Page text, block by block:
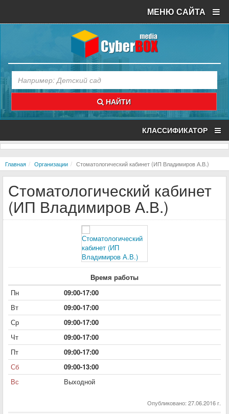
МЕНЮ САЙТА
НАЙТИ
КЛАССИФИКАТОР
Главная Организации Стоматологический кабинет (ИП Владимиров А.В.)
Стоматологический кабинет
(ИП Владимиров А.В.)
Время работы
Пн
09:00-17:00
Вт
09:00-17:00
Ср
09:00-17:00
Чт
09:00-17:00
Пт
09:00-17:00
Сб
09:00-13:00
Вс
Выходной
Опубликовано: 27.06.2016 г.